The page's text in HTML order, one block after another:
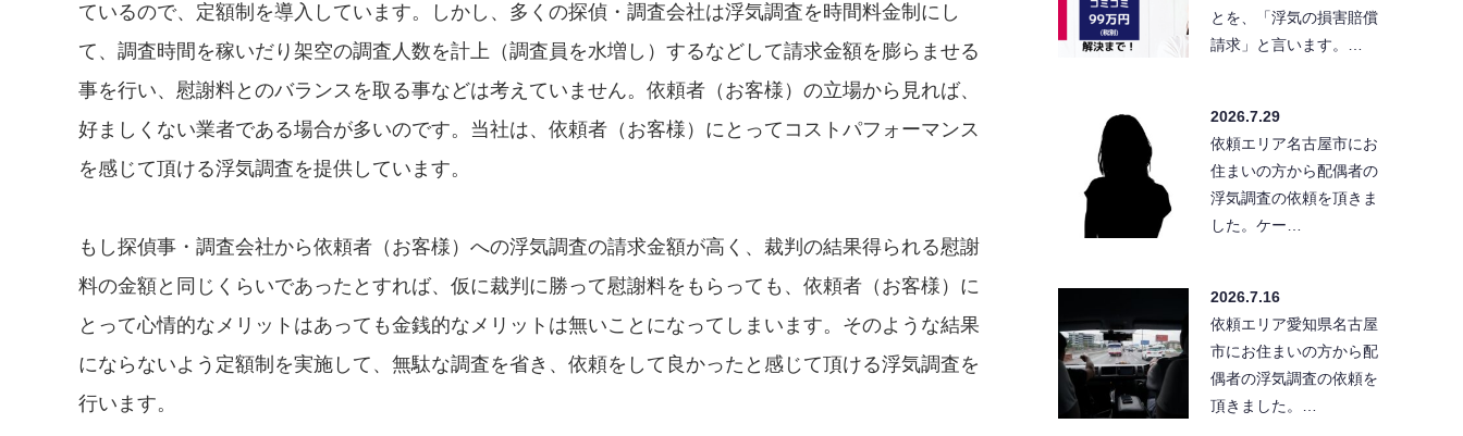
ているので、定額制を導入しています。しかし、多くの探偵・調査会社は浮気調査を時間料金制にし
て、調査時間を稼いだり架空の調査人数を計上（調査員を水増し）するなどして請求金額を膨らませる
事を行い、慰謝料とのバランスを取る事などは考えていません。依頼者（お客様）の立場から見れば、
好ましくない業者である場合が多いのです。当社は、依頼者（お客様）にとってコストパフォーマンス
を感じて頂ける浮気調査を提供しています。
もし探偵事・調査会社から依頼者（お客様）への浮気調査の請求金額が高く、裁判の結果得られる慰謝
料の金額と同じくらいであったとすれば、仮に裁判に勝って慰謝料をもらっても、依頼者（お客様）に
とって心情的なメリットはあっても金銭的なメリットは無いことになってしまいます。そのような結果
にならないよう定額制を実施して、無駄な調査を省き、依頼をして良かったと感じて頂ける浮気調査を
行います。
とを、「浮気の損害賠償
請求」と言います。…
2026.7.29
依頼エリア名古屋市にお
住まいの方から配偶者の
浮気調査の依頼を頂きま
した。ケー…
2026.7.16
依頼エリア愛知県名古屋
市にお住まいの方から配
偶者の浮気調査の依頼を
頂きました。…